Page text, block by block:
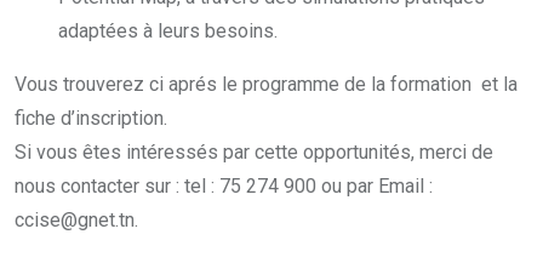
adaptées à leurs besoins.
Vous trouverez ci aprés le programme de la formation et la
fiche d’inscription.
Si vous êtes intéressés par cette opportunités, merci de
nous contacter sur : tel : 75 274 900 ou par Email :
ccise@gnet.tn.